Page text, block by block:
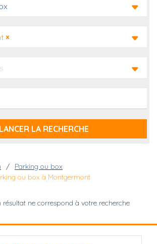
×
Parking ou box
ou box à Montgermont
résultat ne correspond à votre recherche